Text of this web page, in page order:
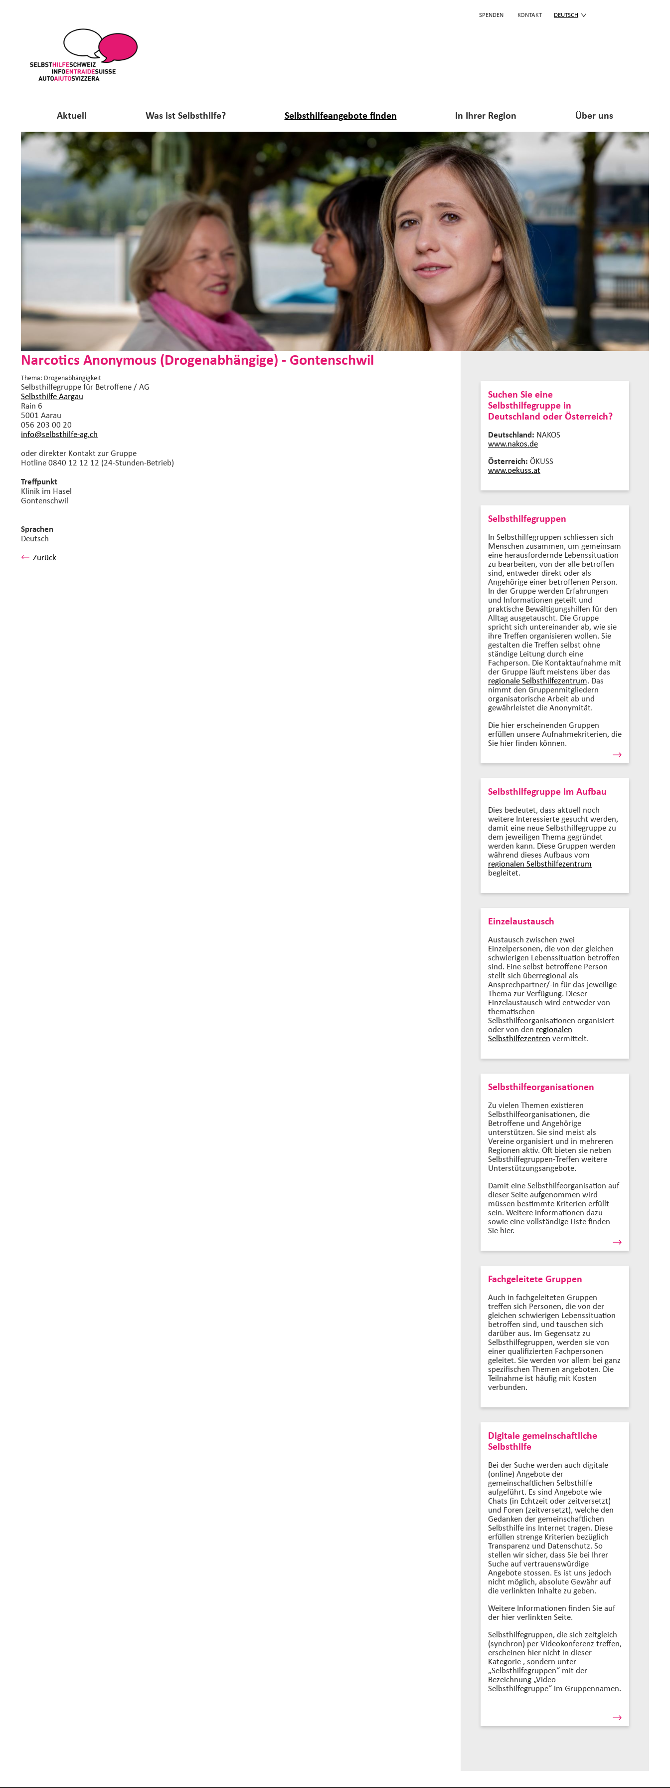
SPENDEN KONTAKT DEUTSCH
Aktuell Was ist Selbsthilfe? Selbsthilfeangebote finden In Ihrer Region Über uns
Narcotics Anonymous (Drogenabhängige) - Gontenschwil
Thema: Drogenabhängigkeit
Selbsthilfegruppefür Betroffene / AG
Selbsthilfe Aargau
Rain 6
5001 Aarau
056 203 00 20
info@selbsthilfe-ag.ch
oder direkter Kontakt zur Gruppe
Hotline 0840 12 12 12 (24-Stunden-Betrieb)
Treffpunkt
Klinik im Hasel
Gontenschwil
Sprachen
Deutsch
Zurück
Suchen Sie eine
Selbsthilfegruppe in
Deutschland oder Österreich?
Deutschland: NAKOS
www.nakos.de
Österreich: ÖKUSS
www.oekuss.at
Selbsthilfegruppen
In Selbsthilfegruppen schliessen sich
Menschen zusammen, um gemeinsam
eine herausfordernde Lebenssituation
zu bearbeiten, von der alle betroffen
sind, entweder direkt oder als
Angehörige einer betroffenen Person.
In der Gruppe werden Erfahrungen
und Informationen geteilt und
praktische Bewältigungshilfen für den
Alltag ausgetauscht. Die Gruppe
spricht sich untereinander ab, wie sie
ihre Treffen organisieren wollen. Sie
gestalten die Treffen selbst ohne
ständige Leitung durch eine
Fachperson. Die Kontaktaufnahme mit
der Gruppe läuft meistens über das
regionale Selbsthilfezentrum. Das
nimmt den Gruppenmitgliedern
organisatorische Arbeit ab und
gewährleistet die Anonymität.
Die hier erscheinenden Gruppen
erfüllen unsere Aufnahmekriterien, die
Sie hier finden können.
Selbsthilfegruppe im Aufbau
Dies bedeutet, dass aktuell noch
weitere Interessierte gesucht werden,
damit eine neue Selbsthilfegruppe zu
dem jeweiligen Thema gegründet
werden kann. Diese Gruppen werden
während dieses Aufbaus vom
regionalen Selbsthilfezentrum
begleitet.
Einzelaustausch
Austausch zwischen zwei
Einzelpersonen, die von der gleichen
schwierigen Lebenssituation betroffen
sind. Eine selbst betroffene Person
stellt sich überregional als
Ansprechpartner/-in für das jeweilige
Thema zur Verfügung. Dieser
Einzelaustausch wird entweder von
thematischen
Selbsthilfeorganisationen organisiert
oder von den regionalen
Selbsthilfezentren vermittelt.
Selbsthilfeorganisationen
Zu vielen Themen existieren
Selbsthilfeorganisationen, die
Betroffene und Angehörige
unterstützen. Sie sind meist als
Vereine organisiert und in mehreren
Regionen aktiv. Oft bieten sie neben
Selbsthilfegruppen-Treffen weitere
Unterstützungsangebote.
Damit eine Selbsthilfeorganisation auf
dieser Seite aufgenommen wird
müssen bestimmte Kriterien erfüllt
sein. Weitere informationen dazu
sowie eine vollständige Liste finden
Sie hier.
Fachgeleitete Gruppen
Auch in fachgeleiteten Gruppen
treffen sich Personen, die von der
gleichen schwierigen Lebenssituation
betroffen sind, und tauschen sich
darüber aus. Im Gegensatz zu
Selbsthilfegruppen, werden sie von
einer qualifizierten Fachpersonen
geleitet. Sie werden vor allem bei ganz
spezifischen Themen angeboten. Die
Teilnahme ist häufig mit Kosten
verbunden.
Digitale gemeinschaftliche
Selbsthilfe
Bei der Suche werden auch digitale
(online) Angebote der
gemeinschaftlichen Selbsthilfe
aufgeführt. Es sind Angebote wie
Chats (in Echtzeit oder zeitversetzt)
und Foren (zeitversetzt), welche den
Gedanken der gemeinschaftlichen
Selbsthilfe ins Internet tragen. Diese
erfüllen strenge Kriterien bezüglich
Transparenz und Datenschutz. So
stellen wir sicher, dass Sie bei Ihrer
Suche auf vertrauenswürdige
Angebote stossen. Es ist uns jedoch
nicht möglich, absolute Gewähr auf
die verlinkten Inhalte zu geben.
Weitere Informationen finden Sie auf
der hier verlinkten Seite.
Selbsthilfegruppen, die sich zeitgleich
(synchron) per Videokonferenz treffen,
erscheinen hier nicht in dieser
Kategorie , sondern unter
„Selbsthilfegruppen“ mit der
Bezeichnung „Video-
Selbsthilfegruppe“ im Gruppennamen.